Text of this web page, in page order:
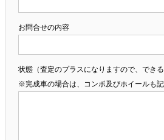
お問合せの内容
状態（査定のプラスになりますので、でき
※完成車の場合は、コンポ及びホイールも